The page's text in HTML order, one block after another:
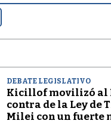
DEBATE LEGISLATIVO
Kicillof movilizó al
contra de la Ley de
Milei con un fuerte